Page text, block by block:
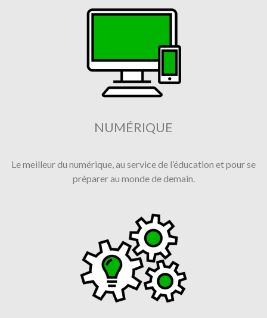
NUMÉRIQUE
Le meilleur du numérique, au service de l’éducation et pour se
préparer au monde de demain.